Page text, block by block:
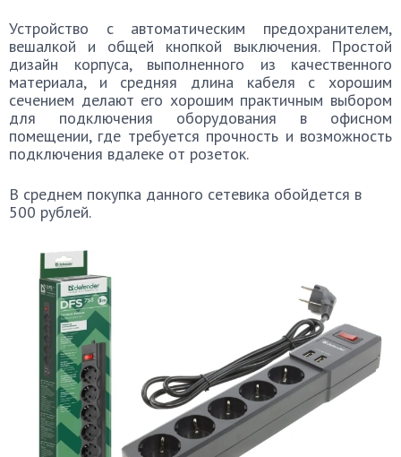
Устройство с автоматическим предохранителем,
вешалкой и общей кнопкой выключения. Простой
дизайн корпуса, выполненного из качественного
материала, и средняя длина кабеля с хорошим
сечением делают его хорошим практичным выбором
для подключения оборудования в офисном
помещении, где требуется прочность и возможность
подключения вдалеке от розеток.
В среднем покупка данного сетевика обойдется в
500 рублей.